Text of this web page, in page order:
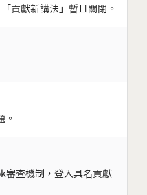
貢獻新講法」暫且關閉。
。
審查機制，登入具名貢獻